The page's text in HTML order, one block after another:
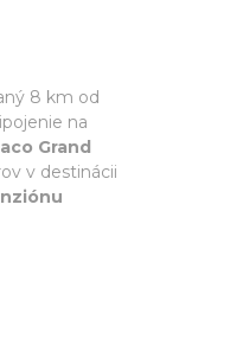
8 km od
na
Grand
v destinácii